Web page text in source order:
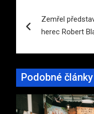
pro
příspěvek
Zemřel
herec Robert
Podobné články